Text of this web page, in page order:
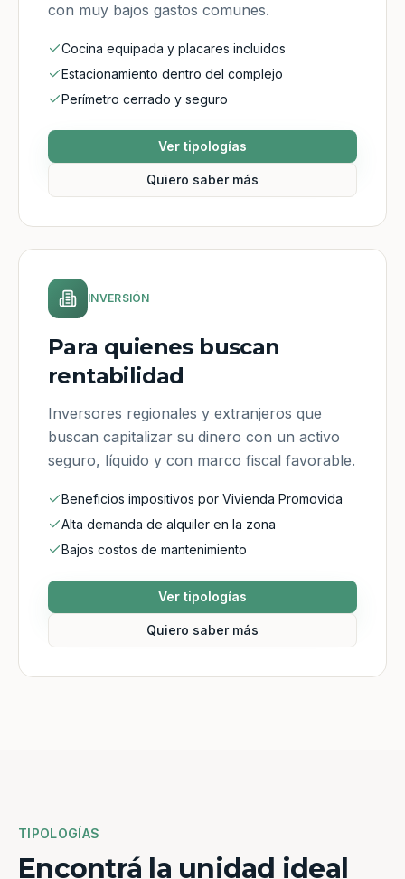
con muy bajos gastos comunes.
Cocina equipada y placares incluidos
Estacionamiento dentro del complejo
Perímetro cerrado y seguro
Ver tipologías
Quiero saber más
INVERSIÓN
Para quienes buscan
rentabilidad
Inversores regionales y extranjeros que
buscan capitalizar su dinero con un activo
seguro, líquido y con marco fiscal favorable.
Beneficios impositivos por Vivienda Promovida
Alta demanda de alquiler en la zona
Bajos costos de mantenimiento
Ver tipologías
Quiero saber más
TIPOLOGÍAS
Encontrá la unidad ideal